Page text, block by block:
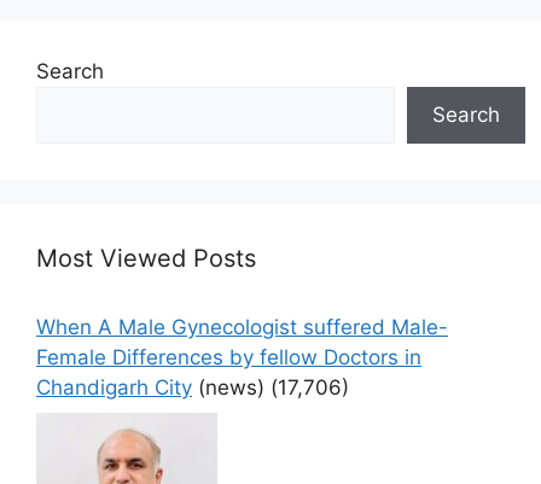
Search
Search
Most Viewed Posts
When A Male Gynecologist suffered Male-
Female Differences by fellow Doctors in
Chandigarh City (news) (17,706)